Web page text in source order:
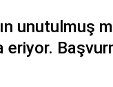
unutulmuş
eriyor.